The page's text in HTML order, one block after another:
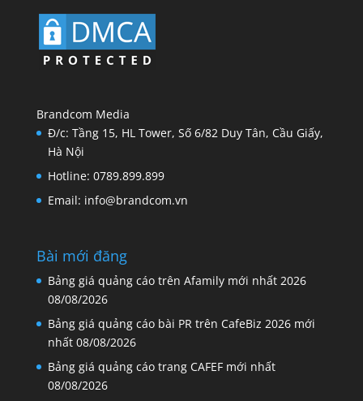
Brandcom Media
Đ/c: Tầng 15, HL Tower, Số 6/82 Duy Tân, Cầu Giấy,
Hà Nội
Hotline: 0789.899.899
Email: info@brandcom.vn
Bài mới đăng
Bảng giá quảng cáo trên Afamily mới nhất 2026
08/08/2026
Bảng giá quảng cáo bài PR trên CafeBiz 2026 mới
nhất 08/08/2026
Bảng giá quảng cáo trang CAFEF mới nhất
08/08/2026